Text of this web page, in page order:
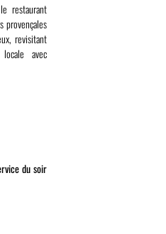
restaurant
provençales
revisitant
avec
du soir